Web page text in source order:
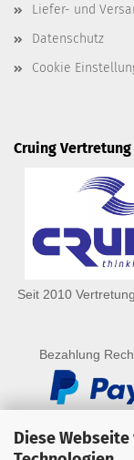
Diese
Liefer- und
Datenschutz
Cookie
Cruing Vertretung
Seit 2010
Bezahlung